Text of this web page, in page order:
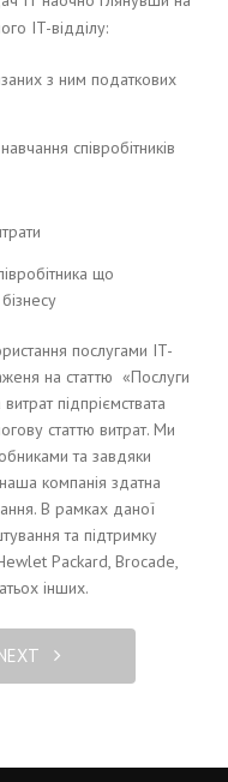
IT-відділу:
з ним податкових
співробітників
що
послугами IT-
на статтю «Послуги
підпріємствата
статтю витрат. Ми
та завдяки
компанія здатна
В рамках даної
та підтримку
Packard, Brocade,
інших.